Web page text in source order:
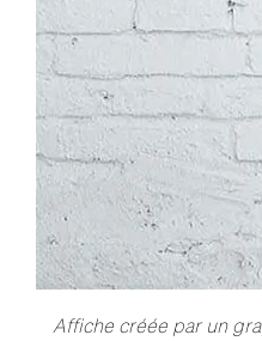
Affiche créée par un